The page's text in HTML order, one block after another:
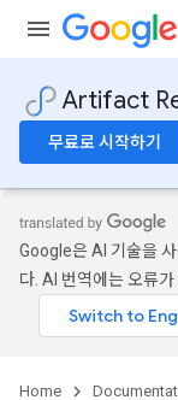
Artifact
무료로 시작하기
Google은 AI 기술을
다. AI 번역에는 오류가
Home